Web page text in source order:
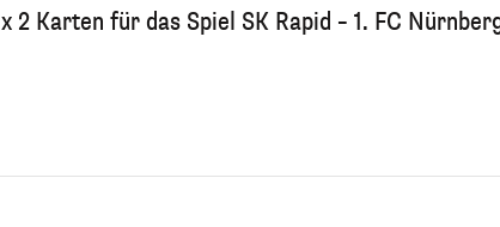
2 Karten für das Spiel SK Rapid – 1. FC